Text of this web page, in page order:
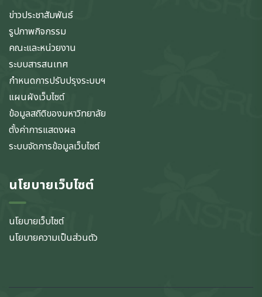
ข่าวประชาสัมพันธ์
รูปภาพกิจกรรม
คณะและหน่วยงาน
ระบบสารสนเทศ
กำหนดการปรับปรุงระบบฯ
แผนผังเว็บไซต์
ข้อมูลสถิติของมหาวิทยาลัย
ตั้งค่าการแสดงผล
ระบบจัดการข้อมูลเว็บไซต์
นโยบายเว็บไซต์
นโยบายเว็บไซต์
นโยบายความเป็นส่วนตัว